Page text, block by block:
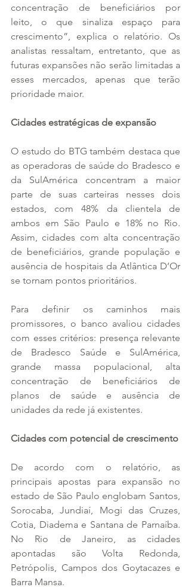
concentração de beneficiários por
leito, o que sinaliza espaço para
crescimento”, explica o relatório. Os
analistas ressaltam, entretanto, que as
futuras expansões não serão limitadas a
esses mercados, apenas que terão
prioridade maior.
Cidades estratégicas de expansão
O estudo do BTG também destaca que
as operadoras de saúde do Bradesco e
da SulAmérica concentram a maior
parte de suas carteiras nesses dois
estados, com 48% da clientela de
ambos em São Paulo e 18% no Rio.
Assim, cidades com alta concentração
de beneficiários, grande população e
ausência de hospitais da Atlântica D’Or
se tornam pontos prioritários.
Para definir os caminhos mais
promissores, o banco avaliou cidades
com esses critérios: presença relevante
de Bradesco Saúde e SulAmérica,
grande massa populacional, alta
concentração de beneficiários de
planos de saúde e ausência de
unidades da rede já existentes.
Cidades com potencial de crescimento
De acordo com o relatório, as
principais apostas para expansão no
estado de São Paulo englobam Santos,
Sorocaba, Jundiaí, Mogi das Cruzes,
Cotia, Diadema e Santana de Parnaíba.
No Rio de Janeiro, as cidades
apontadas são Volta Redonda,
Petrópolis, Campos dos Goytacazes e
Barra Mansa.